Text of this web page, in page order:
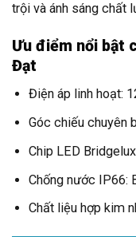
trội và ánh sáng chất
Ưu điểm nổi bật
Đạt
Điện áp linh hoạt:
Góc chiếu chuyên
Chip LED
Chống nước IP66:
Chất liệu hợp kim